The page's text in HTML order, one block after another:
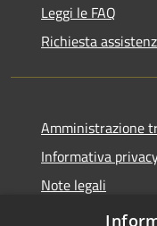
Leggi le FAQ
Richiesta
Amministrazione
Informativa
Note legali
Dichiarazione di